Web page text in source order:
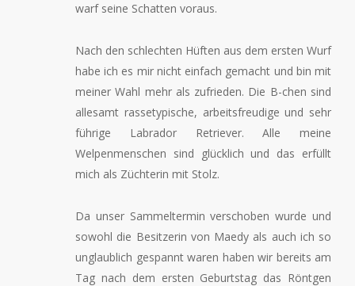
warf seine Schatten voraus.
Nach den schlechten Hüften aus dem ersten Wurf
habe ich es mir nicht einfach gemacht und bin mit
meiner Wahl mehr als zufrieden. Die B-chen sind
allesamt rassetypische, arbeitsfreudige und sehr
führige Labrador Retriever. Alle meine
Welpenmenschen sind glücklich und das erfüllt
mich als Züchterin mit Stolz.
Da unser Sammeltermin verschoben wurde und
sowohl die Besitzerin von Maedy als auch ich so
unglaublich gespannt waren haben wir bereits am
Tag nach dem ersten Geburtstag das Röntgen